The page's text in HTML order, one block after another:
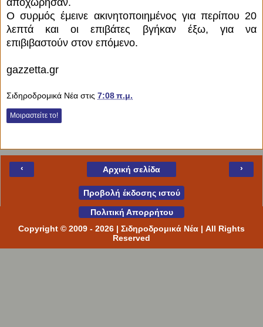
Ο συρμός έμεινε ακινητοποιημένος για περίπου 20
λεπτά και οι επιβάτες βγήκαν έξω, για να
επιβιβαστούν στον επόμενο.
gazzetta.gr
Σιδηροδρομικά Νέα στις 7:08 π.μ.
Μοιραστείτε το!
‹ ›
Αρχική σελίδα
Προβολή έκδοσης ιστού
Πολιτική Απορρήτου
Copyright © 2009 - 2026 | Σιδηροδρομικά Νέα | All Rights
Reserved
Ελληνικά
ES
FR
IT
Português PT